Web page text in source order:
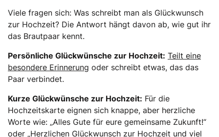
Viele fragen sich: Was schreibt man als Glückwunsch
zur Hochzeit? Die Antwort hängt davon ab, wie gut ihr
das Brautpaar kennt.
Persönliche Glückwünsche zur Hochzeit: Teilt eine
besondere Erinnerung oder schreibt etwas, das das
Paar verbindet.
Kurze Glückwünsche zur Hochzeit: Für die
Hochzeitskarte eignen sich knappe, aber herzliche
Worte wie: „Alles Gute für eure gemeinsame Zukunft!“
oder „Herzlichen Glückwunsch zur Hochzeit und viel